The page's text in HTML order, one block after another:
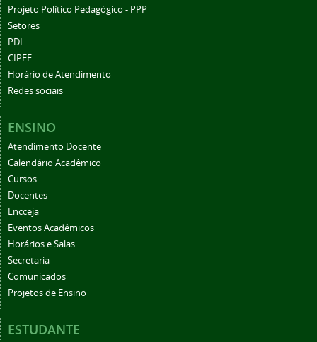
Projeto Político Pedagógico - PPP
Setores
PDI
CIPEE
Horário de Atendimento
Redes sociais
ENSINO
Atendimento Docente
Calendário Acadêmico
Cursos
Docentes
Encceja
Eventos Acadêmicos
Horários e Salas
Secretaria
Comunicados
Projetos de Ensino
ESTUDANTE